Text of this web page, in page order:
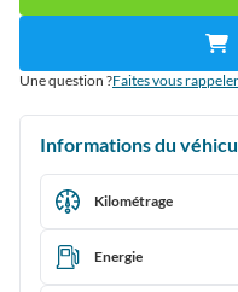
Une question ?Faites vous
Informations du
Kilométrage
Energie